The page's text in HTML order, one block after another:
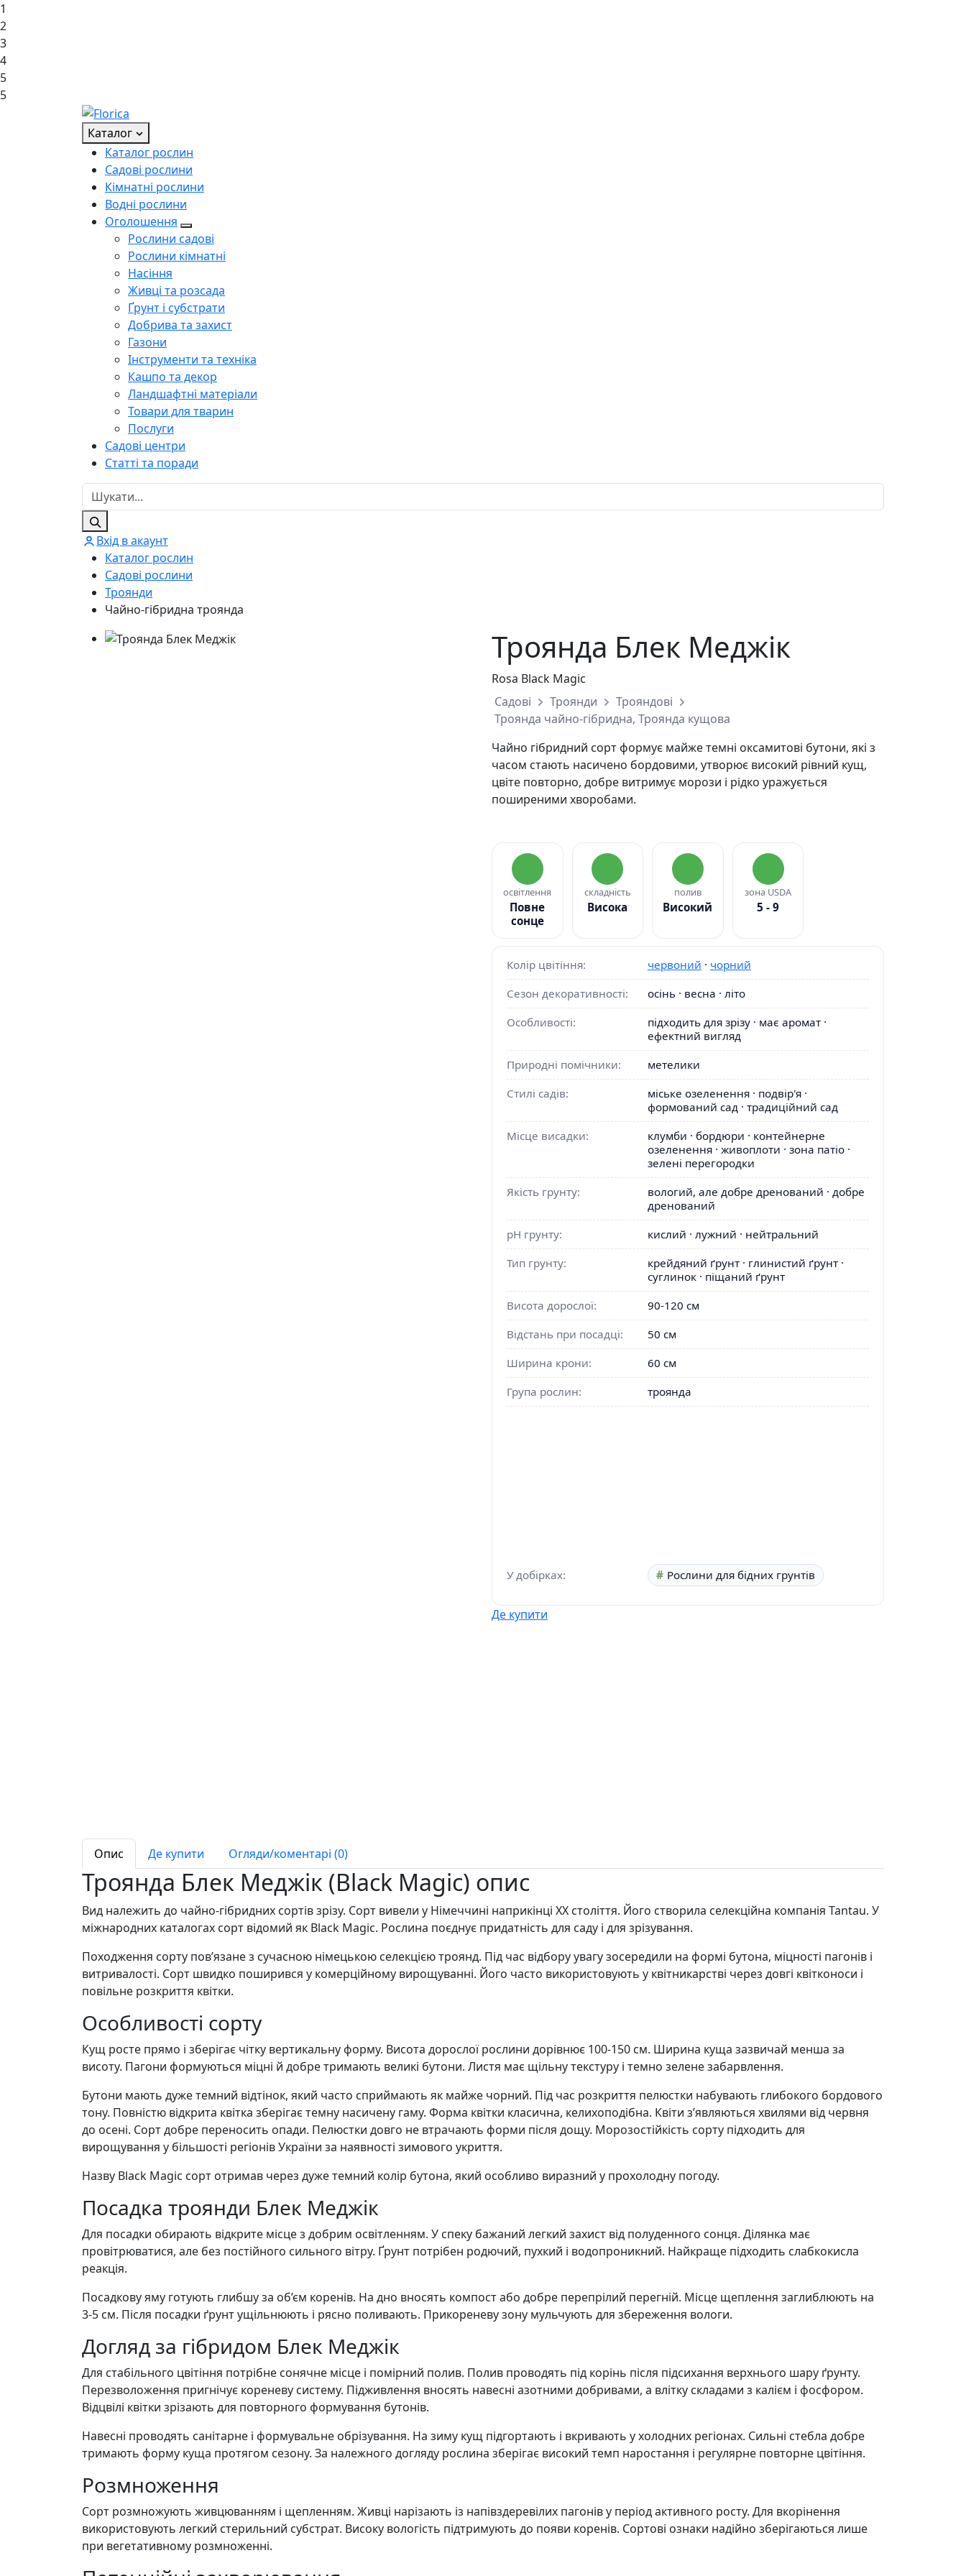
1
2
3
4
5
5
Каталог
Каталог рослин
Садові рослини
Кімнатні рослини
Водні рослини
Оголошення
Рослини садові
Рослини кімнатні
Насіння
Живці та розсада
Ґрунт і субстрати
Добрива та захист
Газони
Інструменти та техніка
Кашпо та декор
Ландшафтні матеріали
Товари для тварин
Послуги
Садові центри
Статті та поради
Вхід в акаунт
Каталог рослин
Садові рослини
Троянди
Чайно-гібридна троянда
Троянда Блек Меджік
Rosa Black Magic
Садові
Троянди
Трояндові
Троянда чайно-гібридна, Троянда кущова
Чайно гібридний сорт формує майже темні оксамитові бутони, які з
часом стають насичено бордовими, утворює високий рівний кущ,
цвіте повторно, добре витримує морози і рідко уражується
поширеними хворобами.
освітлення
Повне
сонце
складність
Висока
полив
Високий
зона USDA
5 - 9
Колір цвітіння: червоний · чорний
Сезон декоративності:
осінь · весна · літо
Особливості:
підходить для зрізу · має аромат ·
ефектний вигляд
Природні помічники:
метелики
Стилі садів:
міське озеленення · подвір'я ·
формований сад · традиційний сад
Місце висадки:
клумби · бордюри · контейнерне
озеленення · живоплоти · зона патіо ·
зелені перегородки
Якість грунту:
вологий, але добре дренований · добре
дренований
pH грунту:
кислий · лужний · нейтральний
Тип грунту:
крейдяний ґрунт · глинистий ґрунт ·
суглинок · піщаний ґрунт
Висота дорослої:
90-120 см
Відстань при посадці:
50 см
Ширина крони:
60 см
Група рослин:
троянда
У добірках: Рослини для бідних грунтів
Де купити
Опис Де купити Огляди/коментарі (0)
Троянда Блек Меджік (Black Magic) опис
Вид належить до чайно-гібридних сортів зрізу. Сорт вивели у Німеччині наприкінці XX століття. Його створила селекційна компанія Tantau. У
міжнародних каталогах сорт відомий як Black Magic. Рослина поєднує придатність для саду і для зрізування.
Походження сорту пов’язане з сучасною німецькою селекцією троянд. Під час відбору увагу зосередили на формі бутона, міцності пагонів і
витривалості. Сорт швидко поширився у комерційному вирощуванні. Його часто використовують у квітникарстві через довгі квітконоси і
повільне розкриття квітки.
Особливості сорту
Кущ росте прямо і зберігає чітку вертикальну форму. Висота дорослої рослини дорівнює 100-150 см. Ширина куща зазвичай менша за
висоту. Пагони формуються міцні й добре тримають великі бутони. Листя має щільну текстуру і темно зелене забарвлення.
Бутони мають дуже темний відтінок, який часто сприймають як майже чорний. Під час розкриття пелюстки набувають глибокого бордового
тону. Повністю відкрита квітка зберігає темну насичену гаму. Форма квітки класична, келихоподібна. Квіти з’являються хвилями від червня
до осені. Сорт добре переносить опади. Пелюстки довго не втрачають форми після дощу. Морозостійкість сорту підходить для
вирощування у більшості регіонів України за наявності зимового укриття.
Назву Black Magic сорт отримав через дуже темний колір бутона, який особливо виразний у прохолодну погоду.
Посадка троянди Блек Меджік
Для посадки обирають відкрите місце з добрим освітленням. У спеку бажаний легкий захист від полуденного сонця. Ділянка має
провітрюватися, але без постійного сильного вітру. Ґрунт потрібен родючий, пухкий і водопроникний. Найкраще підходить слабкокисла
реакція.
Посадкову яму готують глибшу за об’єм коренів. На дно вносять компост або добре перепрілий перегній. Місце щеплення заглиблюють на
3-5 см. Після посадки ґрунт ущільнюють і рясно поливають. Прикореневу зону мульчують для збереження вологи.
Догляд за гібридом Блек Меджік
Для стабільного цвітіння потрібне сонячне місце і помірний полив. Полив проводять під корінь після підсихання верхнього шару ґрунту.
Перезволоження пригнічує кореневу систему. Підживлення вносять навесні азотними добривами, а влітку складами з калієм і фосфором.
Відцвілі квітки зрізають для повторного формування бутонів.
Навесні проводять санітарне і формувальне обрізування. На зиму кущ підгортають і вкривають у холодних регіонах. Сильні стебла добре
тримають форму куща протягом сезону. За належного догляду рослина зберігає високий темп наростання і регулярне повторне цвітіння.
Розмноження
Сорт розмножують живцюванням і щепленням. Живці нарізають із напівздеревілих пагонів у період активного росту. Для вкорінення
використовують легкий стерильний субстрат. Високу вологість підтримують до появи коренів. Сортові ознаки надійно зберігаються лише
при вегетативному розмноженні.